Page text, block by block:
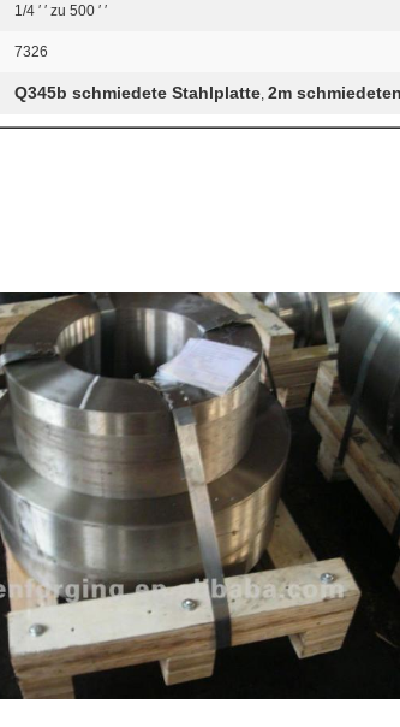
1/4 ′ ′ zu 500 ′ ′
7326
Q345b schmiedete Stahlplatte, 2m